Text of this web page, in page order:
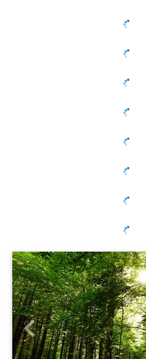
Previous